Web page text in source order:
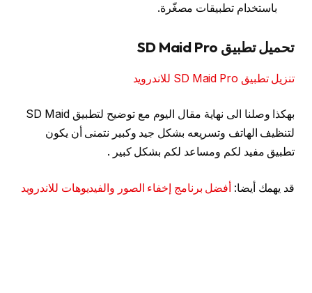
باستخدام تطبيقات مصغّرة.
تحميل تطبيق SD Maid Pro
تنزيل تطبيق SD Maid Pro للاندرويد
بهكذا وصلنا الى نهاية مقال اليوم مع توضيح لتطبيق SD Maid
لتنظيف الهاتف وتسريعه بشكل جيد وكبير نتمنى أن يكون
تطبيق مفيد لكم ومساعد لكم بشكل كبير .
قد يهمك أيضا: أفضل برنامج إخفاء الصور والفيديوهات للاندرويد